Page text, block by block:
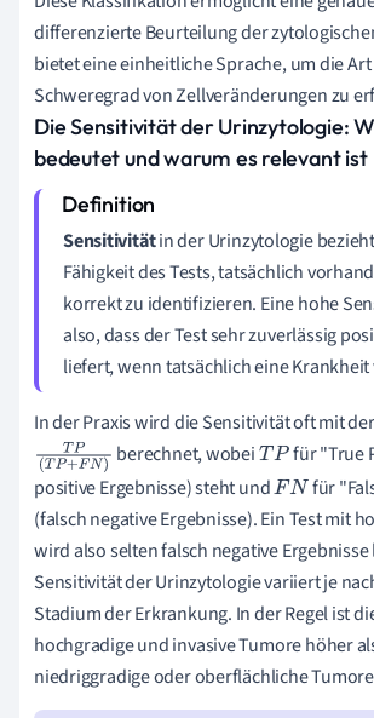
differenzierte Beurteilung der
bietet eine einheitliche Sprache, um die
Schweregrad von Zellveränderungen zu
Die Sensitivität der Urinzytologie:
bedeutet und warum es relevant ist
Sensitivitätin der Urinzytologie
Fähigkeit des Tests, tatsächlich
korrekt zu identifizieren. Eine hohe
also, dass der Test sehr zuverlässig
liefert, wenn tatsächlich eine
In der Praxis wird die Sensitivität oft mit
TP(TP+FN
)
berechnet, wobeiTP für "True
positive Ergebnisse) steht undFN für
(falsch negative Ergebnisse). Ein Test mit
wird also selten falsch negative
Sensitivität der Urinzytologie variiert je
Stadium der Erkrankung. In der Regel ist
hochgradige und invasive Tumore höher
niedriggradige oder oberflächliche